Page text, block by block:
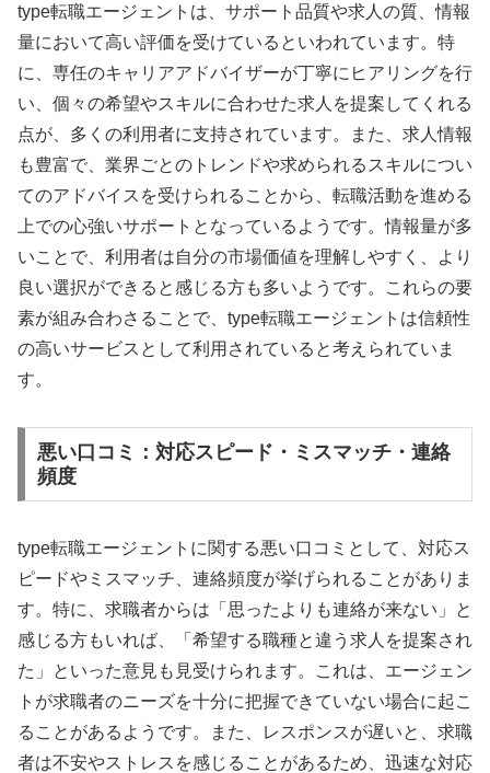
type転職エージェントは、サポート品質や求人の質、情報
量において高い評価を受けているといわれています。特
に、専任のキャリアアドバイザーが丁寧にヒアリングを行
い、個々の希望やスキルに合わせた求人を提案してくれる
点が、多くの利用者に支持されています。また、求人情報
も豊富で、業界ごとのトレンドや求められるスキルについ
てのアドバイスを受けられることから、転職活動を進める
上での心強いサポートとなっているようです。情報量が多
いことで、利用者は自分の市場価値を理解しやすく、より
良い選択ができると感じる方も多いようです。これらの要
素が組み合わさることで、type転職エージェントは信頼性
の高いサービスとして利用されていると考えられていま
す。
悪い口コミ：対応スピード・ミスマッチ・連絡
頻度
type転職エージェントに関する悪い口コミとして、対応ス
ピードやミスマッチ、連絡頻度が挙げられることがありま
す。特に、求職者からは「思ったよりも連絡が来ない」と
感じる方もいれば、「希望する職種と違う求人を提案され
た」といった意見も見受けられます。これは、エージェン
トが求職者のニーズを十分に把握できていない場合に起こ
ることがあるようです。また、レスポンスが遅いと、求職
者は不安やストレスを感じることがあるため、迅速な対応